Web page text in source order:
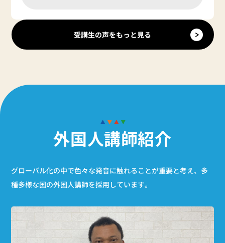
受講生の声をもっと見る
外国人講師紹介
グローバル化の中で色々な発音に触れることが重要と考え、 多
種多様な国の外国人講師を採用しています。